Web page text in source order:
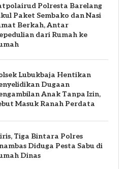
Polresta Barelang
Paket Sembako dan Nasi
Berkah, Antar
dari Rumah ke
Lubukbaja Hentikan
Dugaan
Anak Tanpa Izin,
Masuk Ranah Perdata
Tiga Bintara Polres
Diduga Pesta Sabu di
Dinas